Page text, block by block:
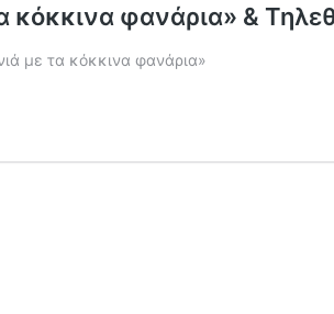
κόκκινα φανάρια» &
με τα κόκκινα φανάρια»